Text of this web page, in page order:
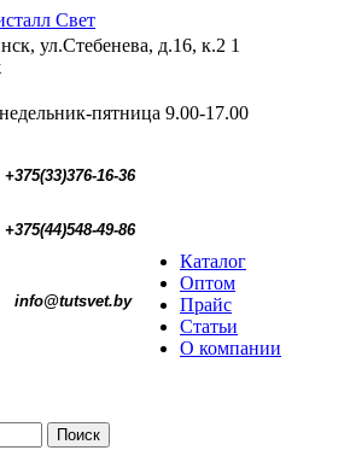
ул.Стебенева, д.16, к.2 1
пятница 9.00-17.00
+375(33)376-16-36
+375(44)548-49-86
  info@tutsvet.by
Каталог
Оптом
Прайс
Статьи
О компании
Поиск